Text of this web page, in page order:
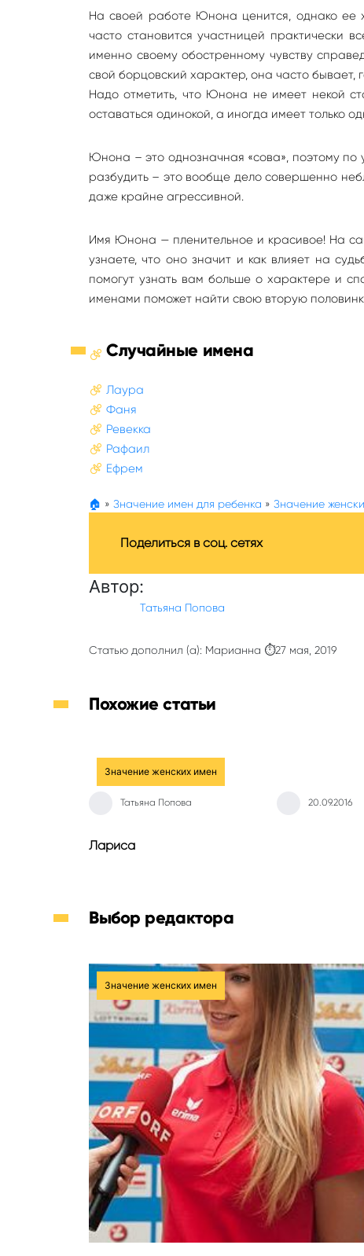
На своей работе Юнона ценится, однако ее
часто становится участницей практически
именно своему обостренному чувству
свой борцовский характер, она часто бывает,
Надо отметить, что Юнона не имеет некой
оставаться одинокой, а иногда имеет только
Юнона – это однозначная «сова», поэтому по
разбудить – это вообще дело совершенно
даже крайне агрессивной.
Имя Юнона — пленительное и красивое! На
узнаете, что оно значит и как влияет на
помогут узнать вам больше о характере и
именами поможет найти свою вторую
Случайные имена
Лаура
Фаня
Ревекка
Рафаил
Ефрем
🏠 » Значение имен для ребенка » Значение
Поделиться в соц. сетях
Автор:
Татьяна Попова
Статью дополнил (а): Марианна ⏱27 мая, 2019
Похожие статьи
Значение женских имен
Татьяна Попова 20.09.2016
Лариса
Выбор редактора
Значение женских имен